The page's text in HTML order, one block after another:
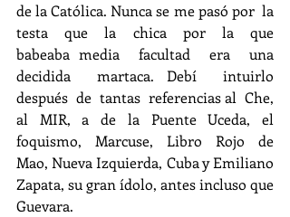
de la Católica. Nunca se me pasó por  la
testa  que  la  chica  por  la  que
babeaba media  facultad  era  una
decidida  martaca. Debí  intuirlo
después  de  tantas  referencias al  Che,
al  MIR,  a  de  la  Puente  Uceda,  el
foquismo,  Marcuse,  Libro  Rojo  de
Mao, Nueva Izquierda, Cuba y Emiliano
Zapata, su gran ídolo, antes incluso que
Guevara.